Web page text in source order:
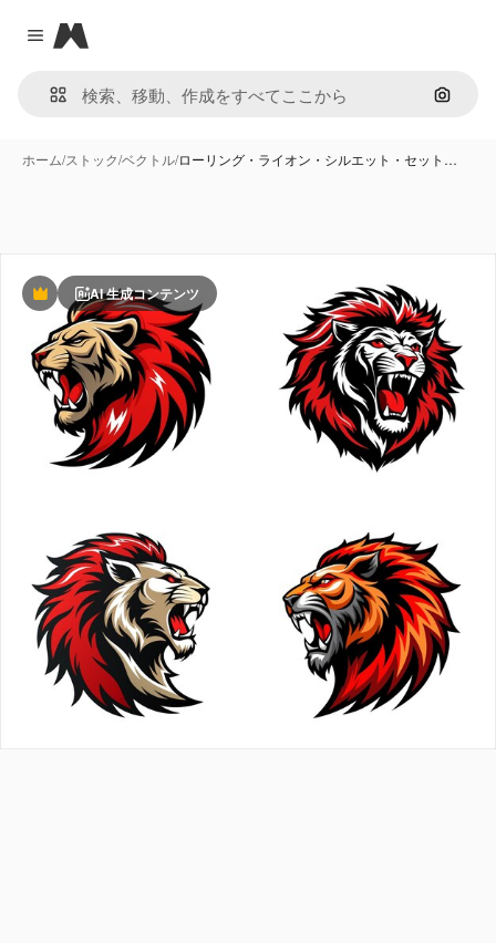
Close menu
Magnific
画像で
ホーム/ストック/ベクトル/ローリング・ライオン・シルエット・セット…
PremiumAI 生成コンテンツ